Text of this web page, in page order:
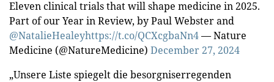
Eleven clinical trials that will shape medicine in 2025.
Part of our Year in Review, by Paul Webster and
@NatalieHealeyhttps://t.co/QCXcgbaNn4— Nature
Medicine (@NatureMedicine) December 27, 2024
„Unsere Liste spiegelt die besorgniserregenden